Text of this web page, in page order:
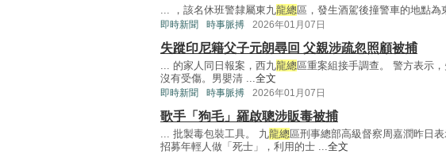
... ，該名休班警隸屬東九龍總區，發生酒駕後撞警車的地點
即時新聞 時事脈搏 2026年01月07日
失蹤印尼籍父子元朗尋回 父親涉疏忽照顧被捕
... 的家人同日報案，西九龍總區重案組接手調查。 警方表示
沒有受傷。男嬰清 ...全文
即時新聞 時事脈搏 2026年01月07日
歌手「狗毛」羅啟聰涉販毒被捕
... 批製毒包裝工具。 九龍總區刑事總部高級督察周嘉潤昨日
招募年輕人做「死士」，利用的士 ...全文